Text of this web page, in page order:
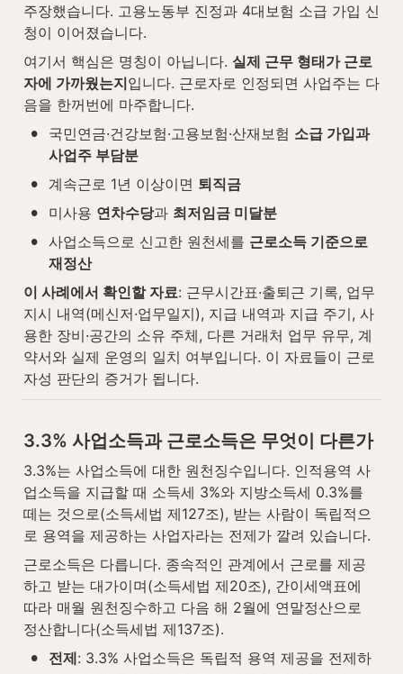
주장했습니다. 고용노동부 진정과 4대보험 소급 가입 신
청이 이어졌습니다.
여기서 핵심은 명칭이 아닙니다. 실제 근무 형태가 근로
자에 가까웠는지입니다. 근로자로 인정되면 사업주는 다
음을 한꺼번에 마주합니다.
• 국민연금·건강보험·고용보험·산재보험 소급 가입과
사업주 부담분
• 계속근로 1년 이상이면 퇴직금
• 미사용 연차수당과 최저임금 미달분
• 사업소득으로 신고한 원천세를 근로소득 기준으로
재정산
이 사례에서 확인할 자료: 근무시간표·출퇴근 기록, 업무
지시 내역(메신저·업무일지), 지급 내역과 지급 주기, 사
용한 장비·공간의 소유 주체, 다른 거래처 업무 유무, 계
약서와 실제 운영의 일치 여부입니다. 이 자료들이 근로
자성 판단의 증거가 됩니다.
3.3% 사업소득과 근로소득은 무엇이 다른가
3.3%는 사업소득에 대한 원천징수입니다. 인적용역 사
업소득을 지급할 때 소득세 3%와 지방소득세 0.3%를
떼는 것으로(소득세법 제127조), 받는 사람이 독립적으
로 용역을 제공하는 사업자라는 전제가 깔려 있습니다.
근로소득은 다릅니다. 종속적인 관계에서 근로를 제공
하고 받는 대가이며(소득세법 제20조), 간이세액표에
따라 매월 원천징수하고 다음 해 2월에 연말정산으로
정산합니다(소득세법 제137조).
• 전제: 3.3% 사업소득은 독립적 용역 제공을 전제하